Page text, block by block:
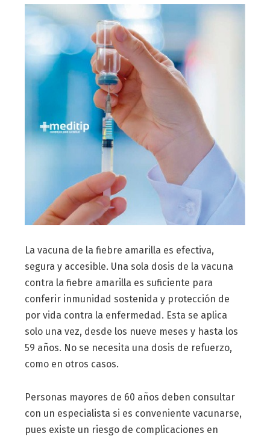
La vacuna de la fiebre amarilla es efectiva,
segura y accesible. Una sola dosis de la vacuna
contra la fiebre amarilla es suficiente para
conferir inmunidad sostenida y protección de
por vida contra la enfermedad. Esta se aplica
solo una vez, desde los nueve meses y hasta los
59 años. No se necesita una dosis de refuerzo,
como en otros casos.
Personas mayores de 60 años deben consultar
con un especialista si es conveniente vacunarse,
pues existe un riesgo de complicaciones en